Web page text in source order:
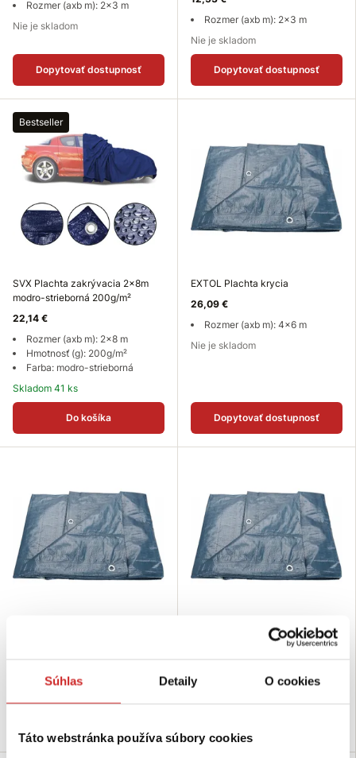
Súhlas Detaily O cookies
Táto webstránka používa súbory cookies
Rozmer (axb m): 2x3 m
Nie je skladom
Dopytovať dostupnosť
Rozmer (axb m): 2x3 m
Nie je skladom
Dopytovať dostupnosť
Bestseller
SVX Plachta zakrývacia 2x8m
modro-strieborná 200g/m²
22,14 €
Rozmer (axb m): 2x8 m
Hmotnosť (g): 200g/m²
Farba: modro-strieborná
Skladom 41 ks
Do košíka
EXTOL Plachta krycia
26,09 €
Rozmer (axb m): 4x6 m
Nie je skladom
Dopytovať dostupnosť
Rozmer (axb m): 5x8 m
EXTOL Plachta krycia